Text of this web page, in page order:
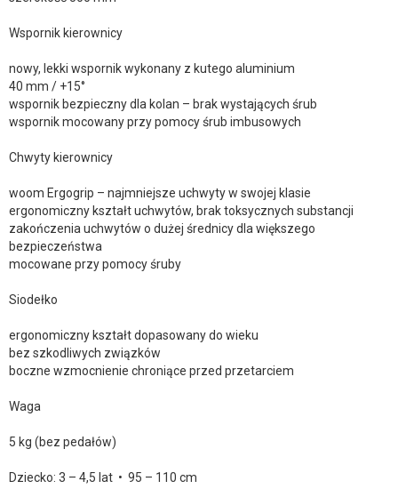
Wspornik kierownicy
nowy, lekki wspornik wykonany z kutego aluminium
40 mm / +15°
wspornik bezpieczny dla kolan – brak wystających śrub
wspornik mocowany przy pomocy śrub imbusowych
Chwyty kierownicy
woom Ergogrip – najmniejsze uchwyty w swojej klasie
ergonomiczny kształt uchwytów, brak toksycznych substancji
zakończenia uchwytów o dużej średnicy dla większego
bezpieczeństwa
mocowane przy pomocy śruby
Siodełko
ergonomiczny kształt dopasowany do wieku
bez szkodliwych związków
boczne wzmocnienie chroniące przed przetarciem
Waga
5 kg (bez pedałów)
Dziecko: 3 – 4,5 lat • 95 – 110 cm